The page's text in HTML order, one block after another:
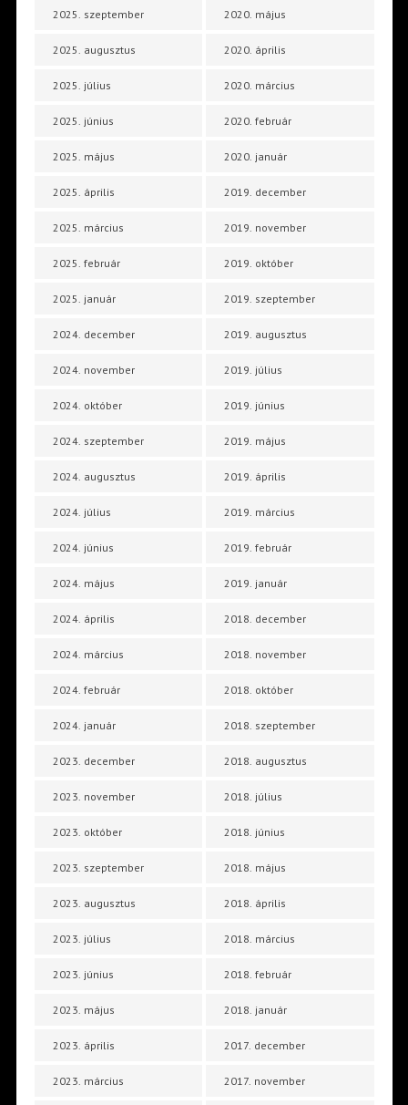
2025. szeptember
2025. augusztus
2025. július
2025. június
2025. május
2025. április
2025. március
2025. február
2025. január
2024. december
2024. november
2024. október
2024. szeptember
2024. augusztus
2024. július
2024. június
2024. május
2024. április
2024. március
2024. február
2024. január
2023. december
2023. november
2023. október
2023. szeptember
2023. augusztus
2023. július
2023. június
2023. május
2023. április
2023. március
2020. május
2020. április
2020. március
2020. február
2020. január
2019. december
2019. november
2019. október
2019. szeptember
2019. augusztus
2019. július
2019. június
2019. május
2019. április
2019. március
2019. február
2019. január
2018. december
2018. november
2018. október
2018. szeptember
2018. augusztus
2018. július
2018. június
2018. május
2018. április
2018. március
2018. február
2018. január
2017. december
2017. november